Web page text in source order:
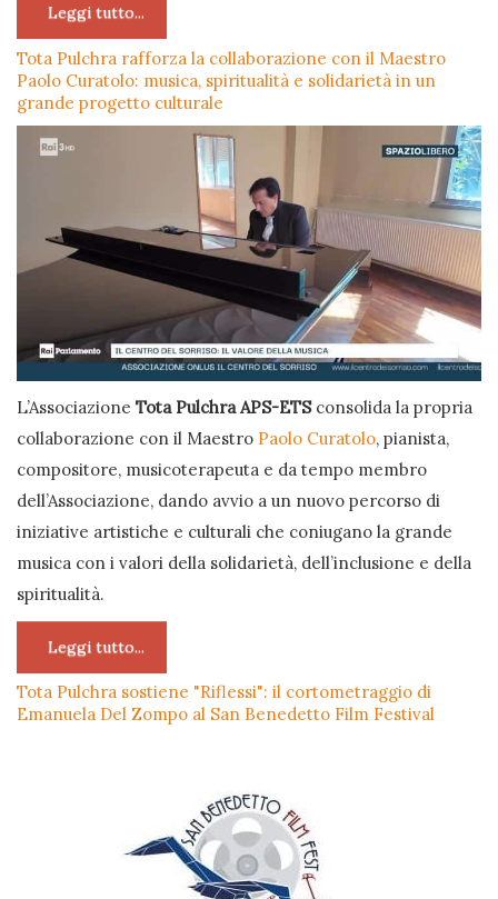
Leggi tutto...
Tota Pulchra rafforza la collaborazione con il Maestro
Paolo Curatolo: musica, spiritualità e solidarietà in un
grande progetto culturale
L’Associazione Tota Pulchra APS-ETSconsolida la propria
collaborazione con il Maestro Paolo Curatolo, pianista,
compositore, musicoterapeuta e da tempo membro
dell’Associazione, dando avvio a un nuovo percorso di
iniziative artistiche e culturali che coniugano la grande
musica con i valori della solidarietà, dell’inclusione e della
spiritualità.
Leggi tutto...
Tota Pulchra sostiene "Riflessi": il cortometraggio di
Emanuela Del Zompo al San Benedetto Film Festival